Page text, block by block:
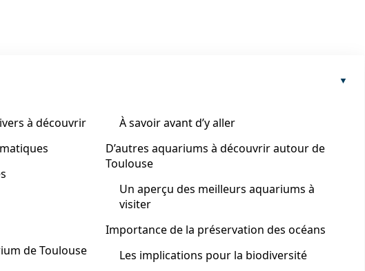
à découvrir
de Toulouse
À savoir avant d’y aller
D’autres aquariums à découvrir autour de
Toulouse
Un aperçu des meilleurs aquariums à
visiter
Importance de la préservation des océans
Les implications pour la biodiversité